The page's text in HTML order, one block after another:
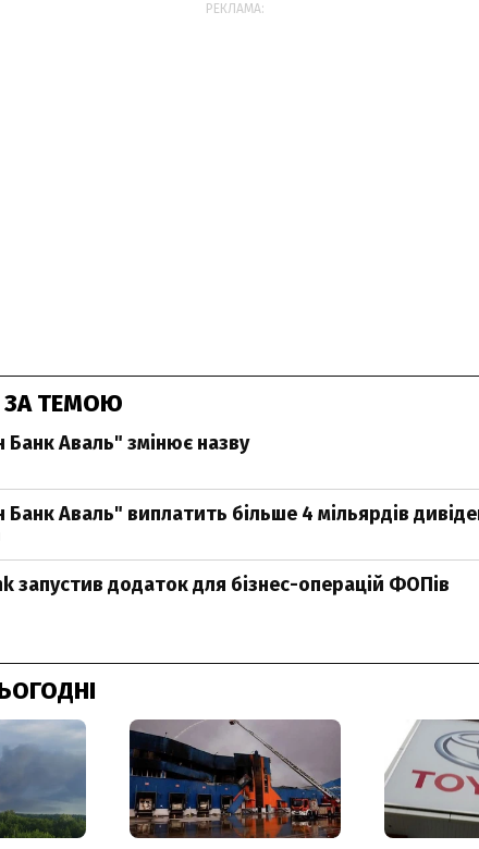
РЕКЛАМА:
ЗА ТЕМОЮ
Аваль" змінює назву
Аваль" виплатить більше 4 мільярдів
запустив додаток для бізнес-операцій ФОПів